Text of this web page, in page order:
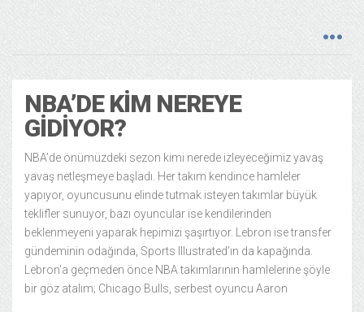
NBA’DE KIM NEREYE
GIDIYOR?
NBA’de önümüzdeki sezon kimi nerede izleyeceğimiz yavaş
yavaş netleşmeye başladı. Her takım kendince hamleler
yapıyor, oyuncusunu elinde tutmak isteyen takımlar büyük
teklifler sunuyor, bazı oyuncular ise kendilerinden
beklenmeyeni yaparak hepimizi şaşırtıyor. Lebron ise transfer
gündeminin odağında, Sports Illustrated’ın da kapağında.
Lebron’a geçmeden önce NBA takımlarının hamlelerine şöyle
bir göz atalım; Chicago Bulls, serbest oyuncu Aaron